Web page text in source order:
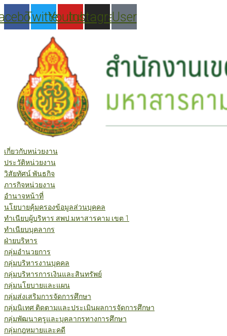
to
content
TwitterYoutube
Instagram
User
เกี่ยวกับหน่วยงาน
ประวัติหน่วยงาน
วิสัยทัศน์ พันธกิจ
ภารกิจหน่วยงาน
อำนาจหน้าที่
นโยบายคุ้มครองข้อมูลส่วนบุคคล
ทำเนียบผู้บริหาร สพป.มหาสารคาม เขต 1
ทำเนียบบุคลากร
ฝ่ายบริหาร
กลุ่มอำนวยการ
กลุ่มบริหารงานบุคคล
กลุ่มบริหารการเงินและสินทรัพย์
กลุ่มนโยบายและแผน
กลุ่มส่งเสริมการจัดการศึกษา
กลุ่มนิเทศ ติดตามและประเมินผลการจัดการศึกษา
กลุ่มพัฒนาครูและบุคลากรทางการศึกษา
กลุ่มกฎหมายและคดี